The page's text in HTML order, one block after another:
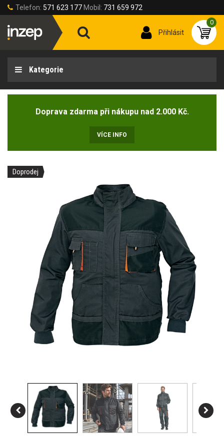
Telefon: 571 623 177 Mobil: 731 659 972
Přihlásit
0
Kategorie
Doprava zdarma při nákupu nad 2.000 Kč.
VÍCE INFO
Doprodej